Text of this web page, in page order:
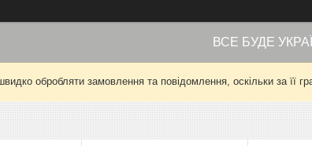
ВСЕ БУДЕ
обробляти замовлення та повідомлення, оскільки за